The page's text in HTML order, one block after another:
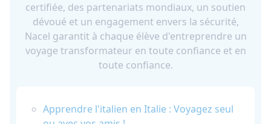
certifiée, des partenariats mondiaux, un soutien
dévoué et un engagement envers la sécurité,
Nacel garantit à chaque élève d'entreprendre un
voyage transformateur en toute confiance et en
toute confiance.
Apprendre l'italien en Italie : Voyagez seul